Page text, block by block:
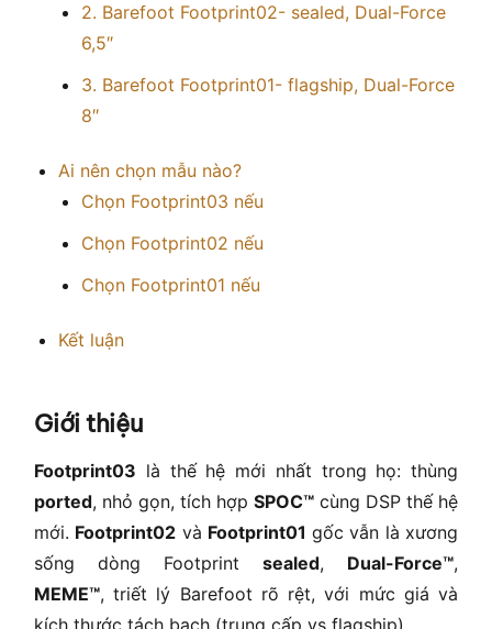
2. Barefoot Footprint02- sealed, Dual-Force
6,5″
3. Barefoot Footprint01- flagship, Dual-Force
8″
Ai nên chọn mẫu nào?
Chọn Footprint03 nếu
Chọn Footprint02 nếu
Chọn Footprint01 nếu
Kết luận
Giới thiệu
Footprint03 là thế hệ mới nhất trong họ: thùng
ported, nhỏ gọn, tích hợp SPOC™ cùng DSP thế hệ
mới. Footprint02 và Footprint01 gốc vẫn là xương
sống dòng Footprint sealed, Dual-Force™,
MEME™, triết lý Barefoot rõ rệt, với mức giá và